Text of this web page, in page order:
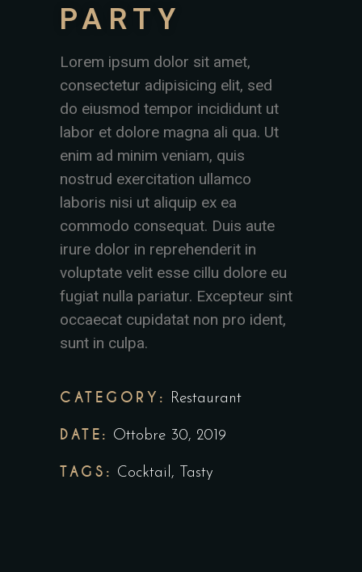
PARTY
Lorem ipsum dolor sit amet,
consectetur adipisicing elit, sed
do eiusmod tempor incididunt ut
labor et dolore magna ali qua. Ut
enim ad minim veniam, quis
nostrud exercitation ullamco
laboris nisi ut aliquip ex ea
commodo consequat. Duis aute
irure dolor in reprehenderit in
voluptate velit esse cillu dolore eu
fugiat nulla pariatur. Excepteur sint
occaecat cupidatat non pro ident,
sunt in culpa.
CATEGORY: Restaurant
DATE: Ottobre 30, 2019
TAGS: Cocktail, Tasty